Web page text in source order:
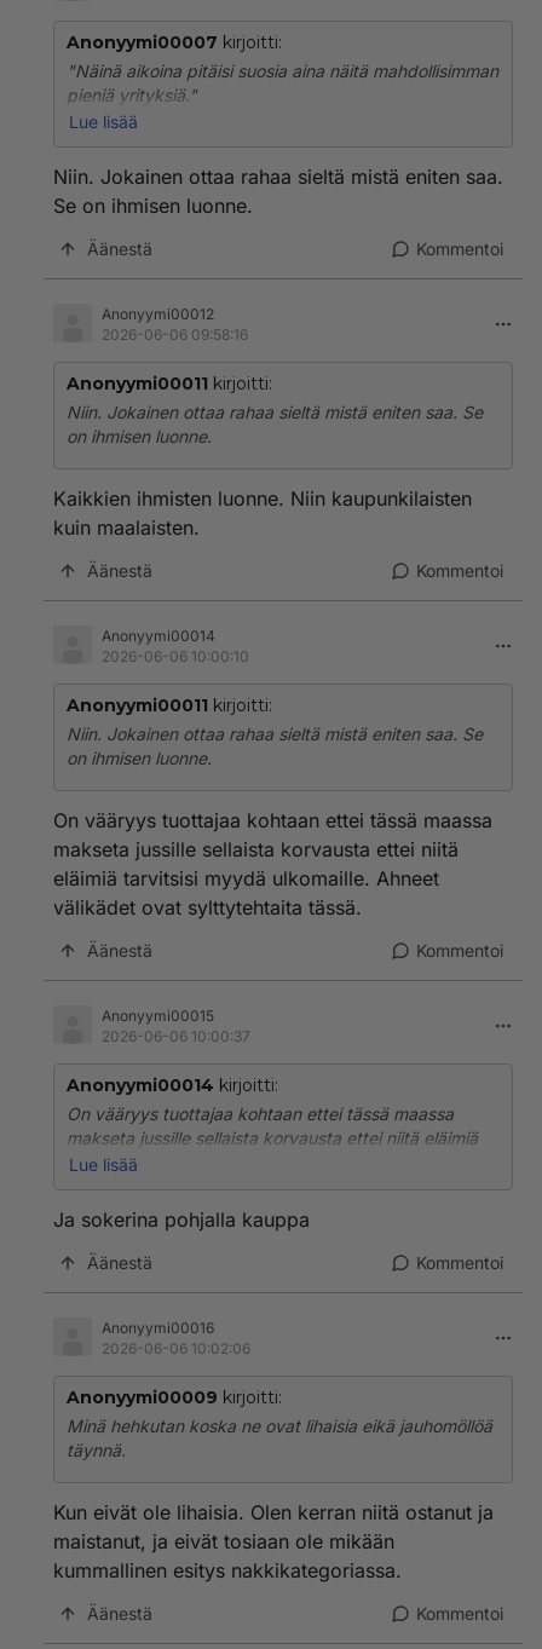
Anonyymi00007 kirjoitti:
"Näinä aikoina pitäisi suosia aina näitä mahdollisimman
pieniä yrityksiä."
lihantuottajat eivät ole myyneet lihaa entiseen malliin,
https://yle.fi/a/3-5753275
Lue lisää
Niin. Jokainen ottaa rahaa sieltä mistä eniten saa.
Se on ihmisen luonne.
Äänestä Kommentoi
Anonyymi00012
2026-06-06 09:58:16
Anonyymi00011 kirjoitti:
Niin. Jokainen ottaa rahaa sieltä mistä eniten saa. Se
on ihmisen luonne.
Kaikkien ihmisten luonne. Niin kaupunkilaisten
kuin maalaisten.
Äänestä Kommentoi
Anonyymi00014
2026-06-06 10:00:10
Anonyymi00011 kirjoitti:
Niin. Jokainen ottaa rahaa sieltä mistä eniten saa. Se
on ihmisen luonne.
On vääryys tuottajaa kohtaan ettei tässä maassa
makseta jussille sellaista korvausta ettei niitä
eläimiä tarvitsisi myydä ulkomaille. Ahneet
välikädet ovat sylttytehtaita tässä.
Äänestä Kommentoi
Anonyymi00015
2026-06-06 10:00:37
Anonyymi00014 kirjoitti:
On vääryys tuottajaa kohtaan ettei tässä maassa
makseta jussille sellaista korvausta ettei niitä eläimiä
tarvitsisi myydä ulkomaille. Ahneet välikädet ovat
Lue lisää
Ja sokerina pohjalla kauppa
Äänestä Kommentoi
Anonyymi00016
2026-06-06 10:02:06
Anonyymi00009 kirjoitti:
Minä hehkutan koska ne ovat lihaisia eikä jauhomöllöä
täynnä.
Kun eivät ole lihaisia. Olen kerran niitä ostanut ja
maistanut, ja eivät tosiaan ole mikään
kummallinen esitys nakkikategoriassa.
Äänestä Kommentoi